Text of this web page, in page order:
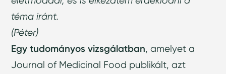
téma iránt.
(Péter)
Egy tudományos vizsgálatban, amelyet a
Journal of Medicinal Food publikált, azt